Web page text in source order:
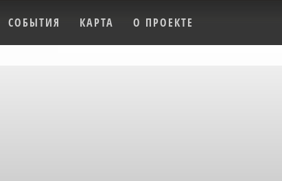
СОБЫТИЯ КАРТА О ПРОЕКТЕ